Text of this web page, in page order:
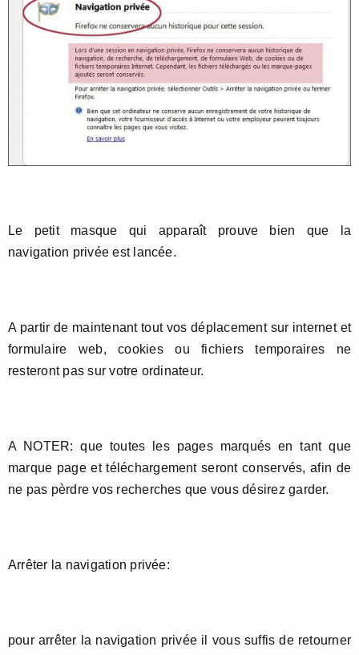
Le petit masque qui apparaît prouve bien que la
navigation privée est lancée.
A partir de maintenant tout vos déplacement sur internet et
formulaire web, cookies ou fichiers temporaires ne
resteront pas sur votre ordinateur.
A NOTER: que toutes les pages marqués en tant que
marque page et téléchargement seront conservés, afin de
ne pas pèrdre vos recherches que vous désirez garder.
Arrêter la navigation privée:
pour arrêter la navigation privée il vous suffis de retourner